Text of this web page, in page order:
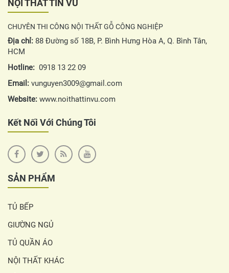
NỘI THẤT TÍN VŨ
CHUYÊN THI CÔNG NỘI THẤT GỖ CÔNG NGHIỆP
Địa chỉ: 88 Đường số 18B, P. Bình Hưng Hòa A, Q. Bình Tân,
HCM
Hotline: 0918 13 22 09
Email: vunguyen3009@gmail.com
Website: www.noithattinvu.com
Kết Nối Với Chúng Tôi
SẢN PHẨM
TỦ BẾP
GIƯỜNG NGỦ
TỦ QUẦN ÁO
NỘI THẤT KHÁC